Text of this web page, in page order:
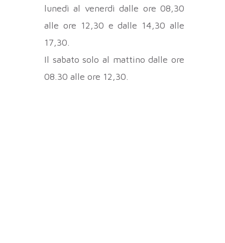
lunedì al venerdì dalle ore 08,30
alle ore 12,30 e dalle 14,30 alle
17,30.
Il sabato solo al mattino dalle ore
08.30 alle ore 12,30.